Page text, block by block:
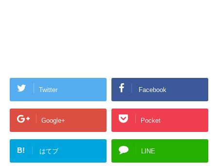
Twitter Facebook
Google+ Pocket
B! はてブ LINE